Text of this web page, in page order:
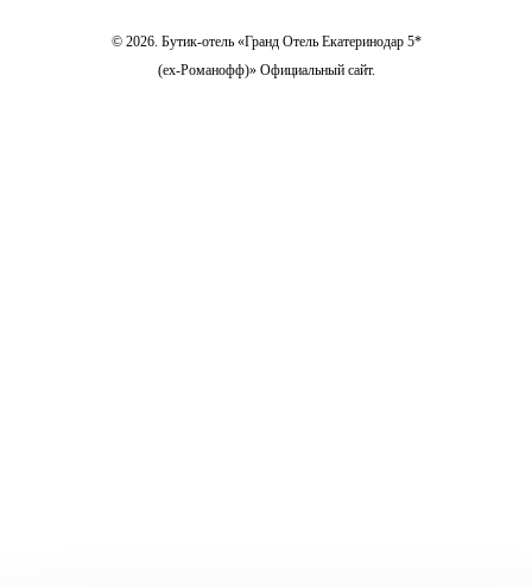
© 2026. Бутик-отель «Гранд Отель Екатеринодар 5*
(ex-Романофф)» Официальный сайт.